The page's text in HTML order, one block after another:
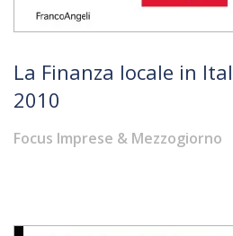
La Finanza locale in
2010
Focus Imprese & Mezzogiorno